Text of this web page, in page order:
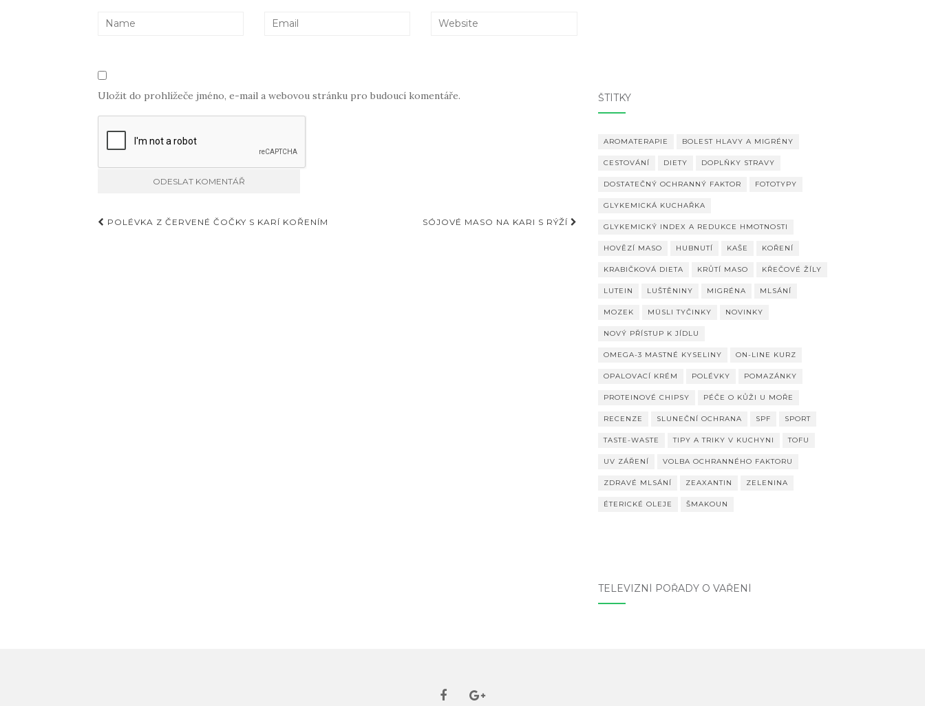
Uložit do prohlížeče jméno, e-mail a webovou stránku pro budoucí komentáře.
Příspěvky
POLÉVKA Z ČERVENÉ ČOČKY S KARÍ KOŘENÍM SÓJOVÉ MASO NA KARI S RÝŽÍ
ŠTÍTKY
AROMATERAPIE BOLEST HLAVY A MIGRÉNY
CESTOVÁNÍ DIETY DOPLŇKY STRAVY
DOSTATEČNÝ OCHRANNÝ FAKTOR FOTOTYPY
GLYKEMICKÁ KUCHAŘKA
GLYKEMICKÝ INDEX A REDUKCE HMOTNOSTI
HOVĚZÍ MASO HUBNUTÍ KAŠE KOŘENÍ
KRABIČKOVÁ DIETA KRŮTÍ MASO KŘEČOVÉ ŽÍLY
LUTEIN LUŠTĚNINY MIGRÉNA MLSÁNÍ
MOZEK MÜSLI TYČINKY NOVINKY
NOVÝ PŘÍSTUP K JÍDLU
OMEGA-3 MASTNÉ KYSELINY ON-LINE KURZ
OPALOVACÍ KRÉM POLÉVKY POMAZÁNKY
PROTEINOVÉ CHIPSY PÉČE O KŮŽI U MOŘE
RECENZE SLUNEČNÍ OCHRANA SPF SPORT
TASTE-WASTE TIPY A TRIKY V KUCHYNI TOFU
UV ZÁŘENÍ VOLBA OCHRANNÉHO FAKTORU
ZDRAVÉ MLSÁNÍ ZEAXANTIN ZELENINA
ÉTERICKÉ OLEJE ŠMAKOUN
TELEVIZNÍ POŘADY O VAŘENÍ